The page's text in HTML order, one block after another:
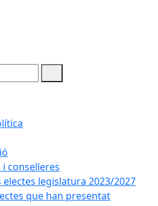
i conselleres
electes legislatura 2023/2027
que han presentat